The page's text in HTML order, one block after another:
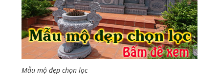
Mẫu mộ đẹp chọn lọc